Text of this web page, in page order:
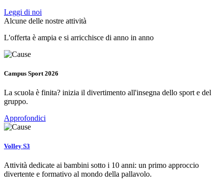
Leggi di noi
Alcune delle nostre attività
L'offerta è ampia e si arricchisce di anno in anno
Campus Sport 2026
La scuola è finita? inizia il divertimento all'insegna dello sport e del
gruppo.
Approfondici
Volley S3
Attività dedicate ai bambini sotto i 10 anni: un primo approccio
divertente e formativo al mondo della pallavolo.